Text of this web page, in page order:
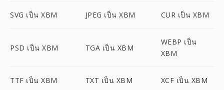
SVG เป็น XBM JPEG เป็น XBM CUR เป็น XBM
PSD เป็น XBM TGA เป็น XBM
WEBP เป็น
XBM
TTF เป็น XBM TXT เป็น XBM XCF เป็น XBM